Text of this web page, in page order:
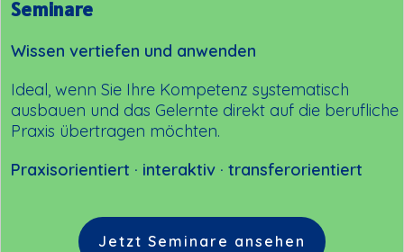
Seminare
Wissen vertiefen und anwenden
Ideal, wenn Sie Ihre Kompetenz systematisch
ausbauen und das Gelernte direkt auf die berufliche
Praxis übertragen möchten.
Praxisorientiert · interaktiv · transferorientiert
Jetzt Seminare ansehen